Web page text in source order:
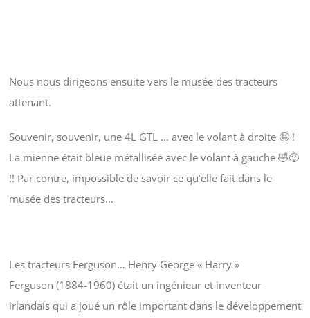
Nous nous dirigeons ensuite vers le musée des tracteurs
attenant.
Souvenir, souvenir, une 4L GTL … avec le volant à droite 🤪 !
La mienne était bleue métallisée avec le volant à gauche 🤣😜
!! Par contre, impossible de savoir ce qu’elle fait dans le
musée des tracteurs…
Les tracteurs Ferguson… Henry George « Harry »
Ferguson (1884-1960) était un ingénieur et inventeur
irlandais qui a joué un rôle important dans le développement